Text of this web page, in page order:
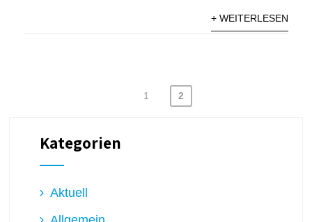
+ WEITERLESEN
1 2
Kategorien
Aktuell